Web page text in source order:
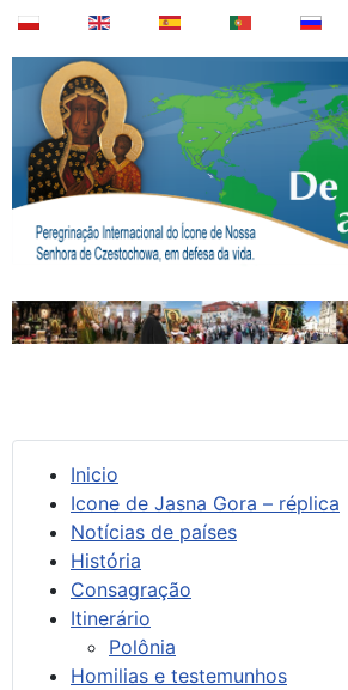
Inicio
Icone de Jasna Gora – réplica
Notícias de países
História
Consagração
Itinerário
Polônia
Homilias e testemunhos